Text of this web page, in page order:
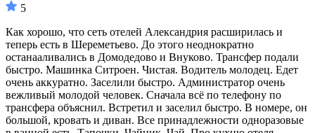
5
Как хорошо, что сеть отелей Александрия расширилась и
теперь есть в Шереметьево. До этого неоднократно
останааливались в Домодедово и Внуково. Трансфер подали
быстро. Машинка Ситроен. Чистая. Водитель молодец. Едет
очень аккуратно. Заселили быстро. Администратор очень
вежливый молодой человек. Сначала всё по телефону по
трансфера объяснил. Встретил и заселил быстро. В номере, он
большой, кровать и диван. Все принадлежности одноразовые